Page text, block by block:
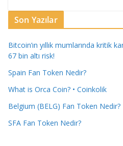
Son Yazılar
Bitcoin’ın yıllık mumlarında kritik
67 bin altı risk!
Spain Fan Token Nedir?
What is Orca Coin? • Coinkolik
Belgium (BELG) Fan Token Nedir?
SFA Fan Token Nedir?